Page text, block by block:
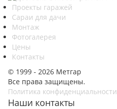
Проекты гаражей
Сараи для дачи
Монтаж
Фотогалерея
Цены
Контакты
© 1999 - 2026 Метгар
Все права защищены.
Политика конфиденциальности
Наши контакты